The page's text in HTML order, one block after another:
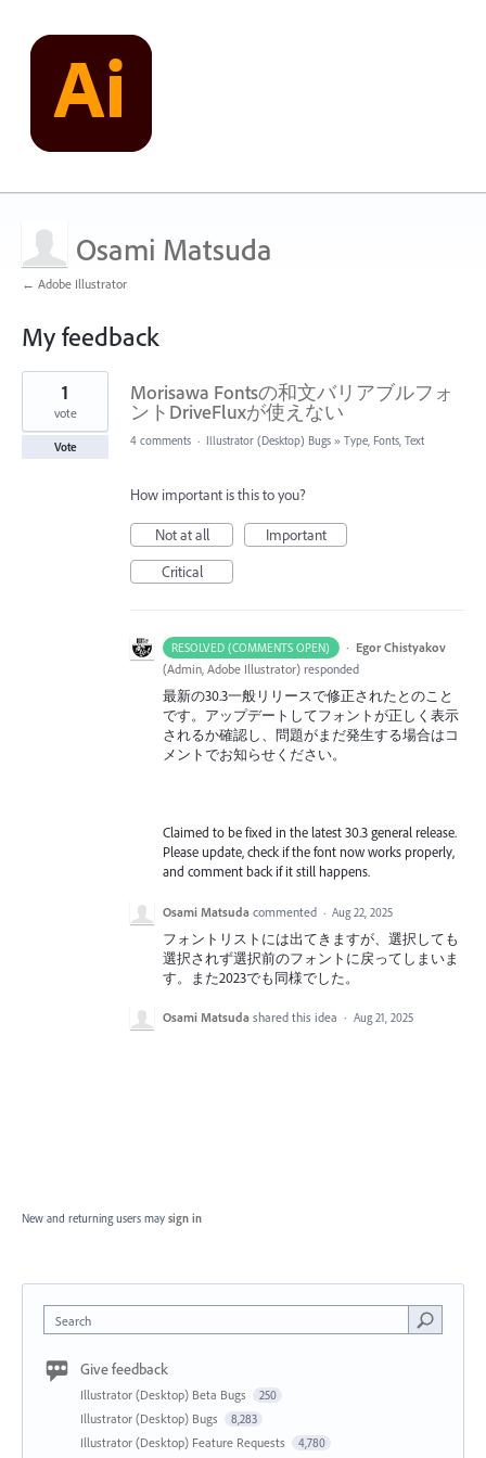
Osami Matsuda
← Adobe Illustrator
My feedback
1
found
Morisawa Fontsの和文バリアブルフォ
ントDriveFluxが使えない
1
vote
Vote 4 comments · Illustrator (Desktop) Bugs » Type, Fonts, Text
How important is this to you?
Not at all
Important
Critical
RESOLVED (COMMENTS OPEN) · Egor Chistyakov
(Admin, Adobe Illustrator) responded
最新の30.3一般リリースで修正されたとのこと
です。アップデートしてフォントが正しく表示
されるか確認し、問題がまだ発生する場合はコ
メントでお知らせください。
Claimed to be fixed in the latest 30.3 general release.
Please update, check if the font now works properly,
and comment back if it still happens.
Osami Matsuda commented · Aug 22, 2025
フォントリストには出てきますが、選択しても
選択されず選択前のフォントに戻ってしまいま
す。また2023でも同様でした。
Osami Matsuda shared this idea · Aug 21, 2025
New and returning users may sign in
Search
Give feedback
Illustrator (Desktop) Beta Bugs 250
Illustrator (Desktop) Bugs 8,283
Illustrator (Desktop) Feature Requests 4,780